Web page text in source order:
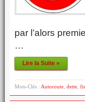
par l’alors
…
Lire la Suite »
Mots-Clés : Autoroute dette